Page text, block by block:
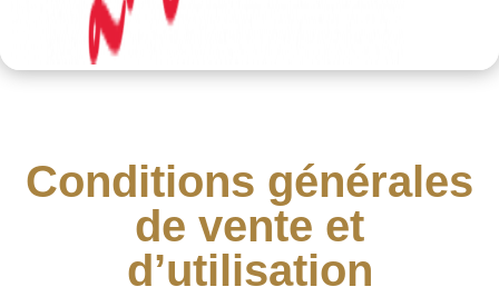
Conditions générales
de vente et
d’utilisation